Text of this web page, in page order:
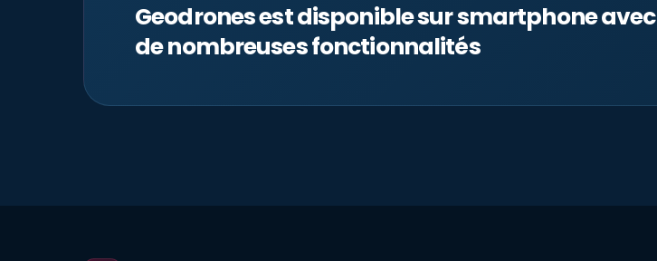
Geodrones est disponible sur smartphone avec
de nombreuses fonctionnalités